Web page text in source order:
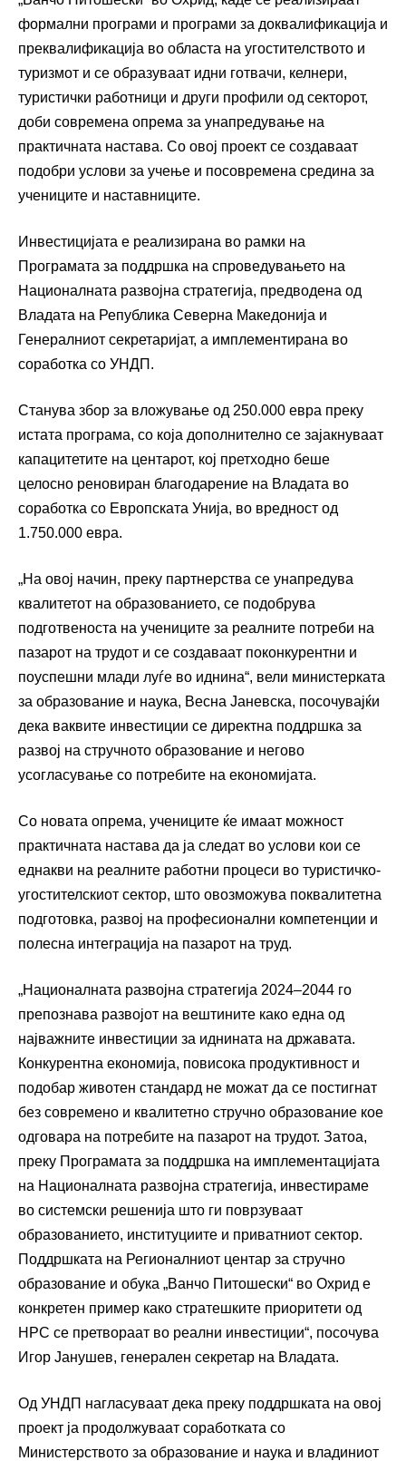
формални програми и програми за доквалификација и
преквалификација во областа на угостителството и
туризмот и се образуваат идни готвачи, келнери,
туристички работници и други профили од секторот,
доби современа опрема за унапредување на
практичната настава. Со овој проект се создаваат
подобри услови за учење и посовремена средина за
учениците и наставниците.
Инвестицијата е реализирана во рамки на
Програмата за поддршка на спроведувањето на
Националната развојна стратегија, предводена од
Владата на Република Северна Македонија и
Генералниот секретаријат, а имплементирана во
соработка со УНДП.
Станува збор за вложување од 250.000 евра преку
истата програма, со која дополнително се зајакнуваат
капацитетите на центарот, кој претходно беше
целосно реновиран благодарение на Владата во
соработка со Европската Унија, во вредност од
1.750.000 евра.
„На овој начин, преку партнерства се унапредува
квалитетот на образованието, се подобрува
подготвеноста на учениците за реалните потреби на
пазарот на трудот и се создаваат поконкурентни и
поуспешни млади луѓе во иднина“, вели министерката
за образование и наука, Весна Јаневска, посочувајќи
дека ваквите инвестиции се директна поддршка за
развој на стручното образование и негово
усогласување со потребите на економијата.
Со новата опрема, учениците ќе имаат можност
практичната настава да ја следат во услови кои се
еднакви на реалните работни процеси во туристичко-
угостителскиот сектор, што овозможува поквалитетна
подготовка, развој на професионални компетенции и
полесна интеграција на пазарот на труд.
„Националната развојна стратегија 2024–2044 го
препознава развојот на вештините како една од
најважните инвестиции за иднината на државата.
Конкурентна економија, повисока продуктивност и
подобар животен стандард не можат да се постигнат
без современо и квалитетно стручно образование кое
одговара на потребите на пазарот на трудот. Затоа,
преку Програмата за поддршка на имплементацијата
на Националната развојна стратегија, инвестираме
во системски решенија што ги поврзуваат
образованието, институциите и приватниот сектор.
Поддршката на Регионалниот центар за стручно
образование и обука „Ванчо Питошески“ во Охрид е
конкретен пример како стратешките приоритети од
НРС се претвораат во реални инвестиции“, посочува
Игор Јанушев, генерален секретар на Владата.
Од УНДП нагласуваат дека преку поддршката на овој
проект ја продолжуваат соработката со
Министерството за образование и наука и владиниот